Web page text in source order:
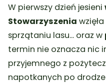
W pierwszy dzień jesieni
Stowarzyszenia
sprzątaniu lasu… oraz w
termin nie oznacza nic
przyjemnego z
napotkanych po